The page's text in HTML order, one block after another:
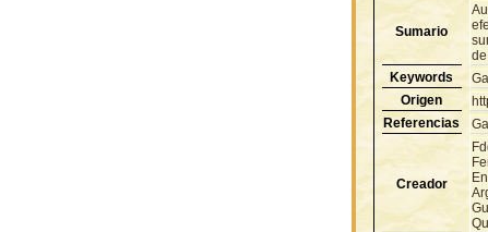
Sumario
Keywords
Origen
Referencias
Creador